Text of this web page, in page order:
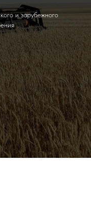
и зарубежного